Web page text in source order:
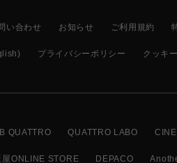
い合わせ お知らせ ご利用規約
プライバシーポリシー クッキ
QUATTRO QUATTRO LABO
屋ONLINE STORE DEPACO